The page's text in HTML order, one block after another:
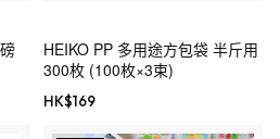
HEIKO PP 多用途方包袋 半斤用
300枚 (100枚×3束)
HK$169